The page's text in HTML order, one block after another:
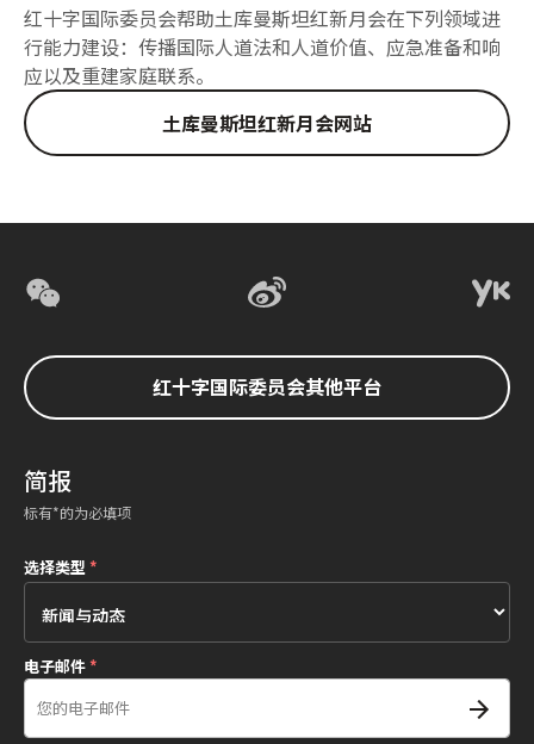
红十字国际委员会帮助土库曼斯坦红新月会在下列领域进
行能力建设：传播国际人道法和人道价值、应急准备和响
应以及重建家庭联系。
土库曼斯坦红新月会网站
红十字国际委员会其他平台
简报
标有*的为必填项
选择类型*
电子邮件*